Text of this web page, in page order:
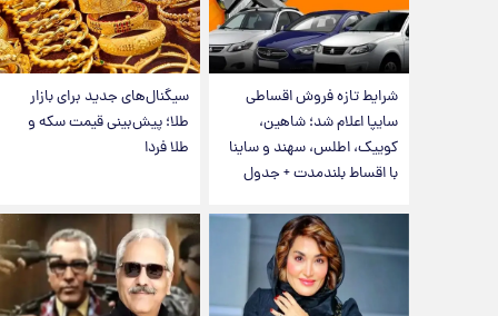
شرایط تازه فروش اقساطی
سایپا اعلام شد؛ شاهین،
کوییک، اطلس، سهند و ساینا
با اقساط بلندمدت + جدول
سیگنال‌های جدید برای بازار
طلا؛ پیش‌بینی قیمت سکه و
طلا فردا